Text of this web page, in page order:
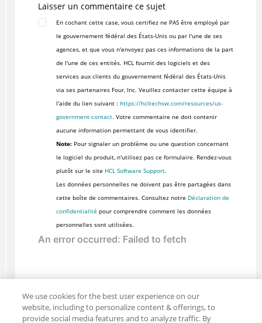
Laisser un commentaire ce sujet
En cochant cette case, vous certifiez ne PAS être employé par
le gouvernement fédéral des États-Unis ou par l'une de ses
agences, et que vous n'envoyez pas ces informations de la part
de l'une de ces entités. HCL fournit des logiciels et des
services aux clients du gouvernement fédéral des États-Unis
via ses partenaires Four, Inc. Veuillez contacter cette équipe à
l'aide du lien suivant : https://hcltechsw.com/resources/us-
government-contact. Votre commentaire ne doit contenir
aucune information permettant de vous identifier.
Note:Pour signaler un problème ou une question concernant
le logiciel du produit, n'utilisez pas ce formulaire. Rendez-vous
plutôt sur le site HCL Software Support.
Les données personnelles ne doivent pas être partagées dans
cette boîte de commentaires. Consultez notre Déclaration de
confidentialité pour comprendre comment les données
personnelles sont utilisées.
We use cookies for the best user experience on our
website, including to personalize content & offerings, to
provide social media features and to analyze traffic. By